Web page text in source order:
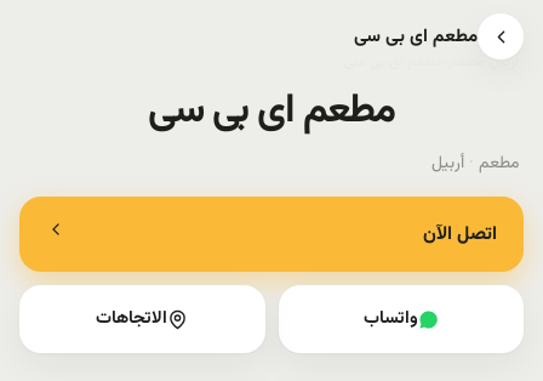
مطعم ای بی سی
أربيل›
مطعم ای بی سی
مطعم · أربيل
اتصل الآن
واتساب الاتجاهات